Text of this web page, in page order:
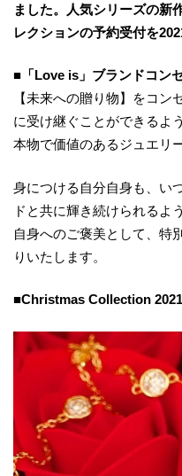
ました。人気シリーズの新
レクションの予約受付を
■「Love is」ブランドコン
【未来への贈り物】をコ
に受け継ぐことができるよ
本物で価値のあるジュエリ
身につける自分自身も、い
ドと共に輝き続けられるよ
自身へのご褒美として、特
りいたします。
■Christmas Collection 2021